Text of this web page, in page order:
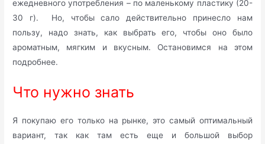
ежедневного употребления – по маленькому пластику (20-
30 г). Но, чтобы сало действительно принесло нам
пользу, надо знать, как выбрать его, чтобы оно было
ароматным, мягким и вкусным. Остановимся на этом
подробнее.
Что нужно знать
Я покупаю его только на рынке, это самый оптимальный
вариант, так как там есть еще и большой выбор